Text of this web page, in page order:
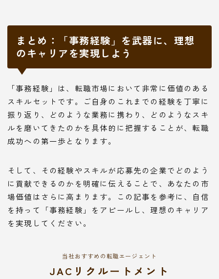
まとめ：「事務経験」を武器に、理想
のキャリアを実現しよう
「事務経験」は、転職市場において非常に価値のある
スキルセットです。ご自身のこれまでの経験を丁寧に
振り返り、どのような業務に携わり、どのようなスキ
ルを磨いてきたのかを具体的に把握することが、転職
成功への第一歩となります。
そして、その経験やスキルが応募先の企業でどのよう
に貢献できるのかを明確に伝えることで、あなたの市
場価値はさらに高まります。この記事を参考に、自信
を持って「事務経験」をアピールし、理想のキャリア
を実現してください。
当社おすすめの転職エージェント
JACリクルートメント